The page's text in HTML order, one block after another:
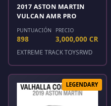
2017 ASTON MARTIN
VULCAN AMR PRO
PUNTUACIÓN
898
PRECIO
3,000,000 CR
EXTREME TRACK TOYSRWD
LEGENDARY